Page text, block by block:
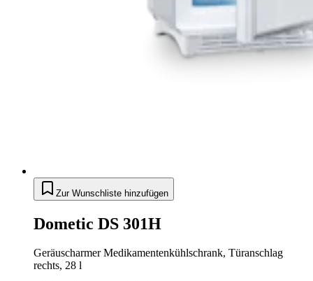
Zur Wunschliste hinzufügen
Dometic DS 301H
Geräuscharmer Medikamentenkühlschrank, Türanschlag
rechts, 28 l